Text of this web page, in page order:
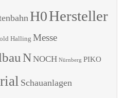
H0Hersteller
Halling Messe
NNOCH Nürnberg PIKO
Schauanlagen